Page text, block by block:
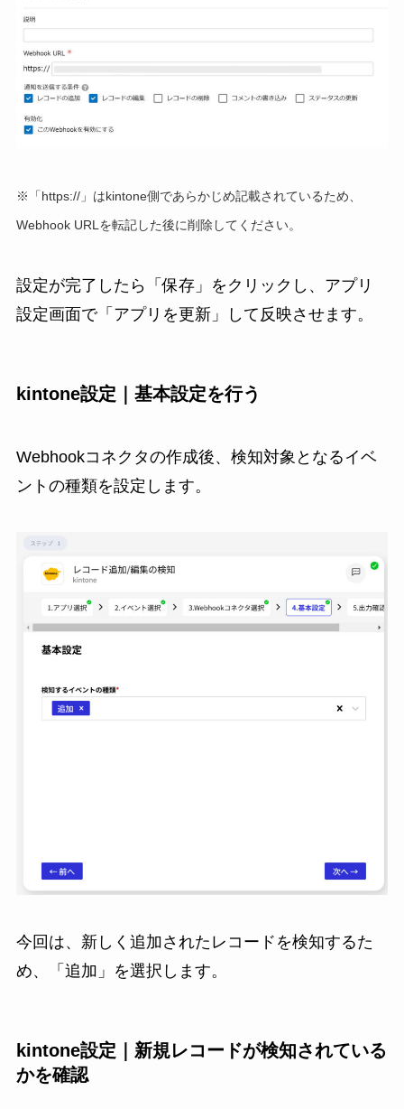
※「https://」はkintone側であらかじめ記載されているため、
Webhook URLを転記した後に削除してください。
設定が完了したら「保存」をクリックし、アプリ
設定画面で「アプリを更新」して反映させます。
kintone設定｜基本設定を行う
Webhookコネクタの作成後、検知対象となるイベ
ントの種類を設定します。
今回は、新しく追加されたレコードを検知するた
め、「追加」を選択します。
kintone設定｜新規レコードが検知されている
かを確認